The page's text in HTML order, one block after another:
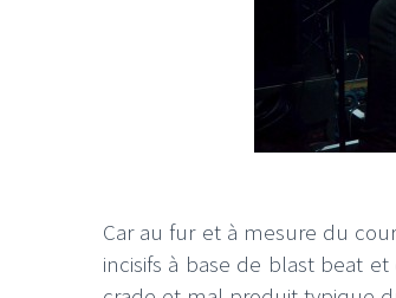
Car au fur et à mesure du
incisifs à base de blast beat et